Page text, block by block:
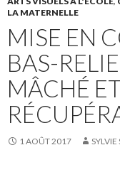
e
b
o
k
t
t
e
r
LA MATERNELLE
MISE EN
BAS-
MÂCHÉ
1 AOÛT 2017 SYLVIE